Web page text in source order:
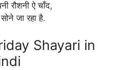
रौशनी ऐ चाँद,
जा रहा है.
Shayari in